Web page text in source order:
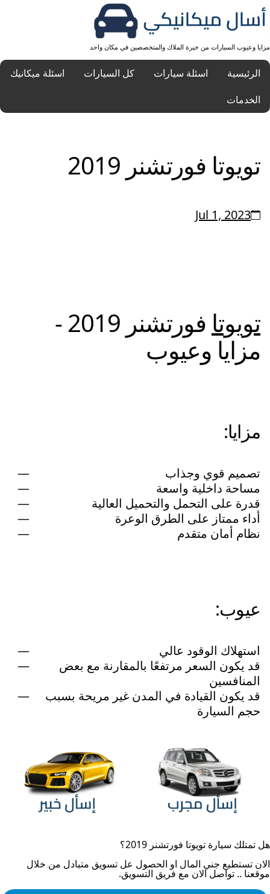
مزايا وعيوب السيارات من خبرة الملاك والمتخصصين في مكان واحد
الرئيسية اسئلة سيارات كل السيارات
اسئلة ميكانيك
الخدمات
تويوتا فورتشنر 2019
Jul 1, 2023
تويوتا
فورتشنر 2019 -
مزايا وعيوب
مزايا:
تصميم قوي وجذاب
مساحة داخلية واسعة
قدرة على التحمل والتحميل العالية
أداء ممتاز على الطرق الوعرة
نظام أمان متقدم
عيوب:
استهلاك الوقود عالي
قد يكون السعر مرتفعًا بالمقارنة مع بعض
المنافسين
قد يكون القيادة في المدن غير مريحة بسبب
حجم السيارة
هل تمتلك سيارة تويوتا فورتشنر 2019
؟
الان تستطيع جني المال او الحصول عل تسويق متبادل من خلال
موقعنا .. تواصل الان مع فريق التسويق.